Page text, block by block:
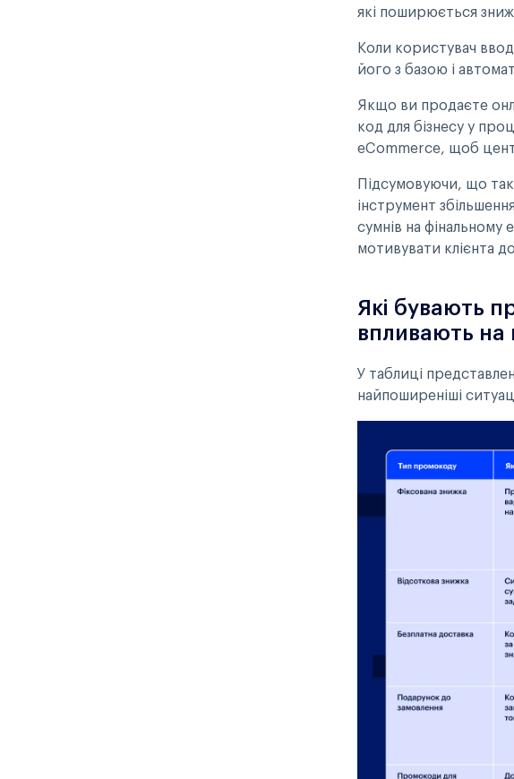
які поширюється
Коли користувач
його з базою і
Якщо ви продаєте
код для бізнесу у
eCommerce, щоб
Підсумовуючи, що
інструмент
сумнів на фінальному
мотивувати клієнта
Які бувають
впливають на
У таблиці
найпоширеніші